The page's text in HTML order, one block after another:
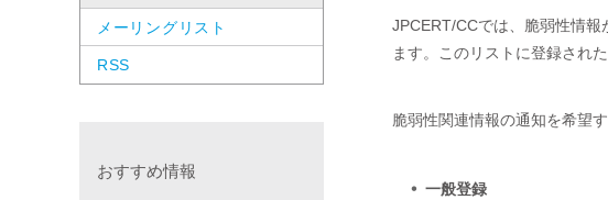
JPCERT/CCでは、脆弱性情
ます。このリストに登録され
脆弱性関連情報の通知を希望
一般登録
メーリングリスト
RSS
おすすめ情報